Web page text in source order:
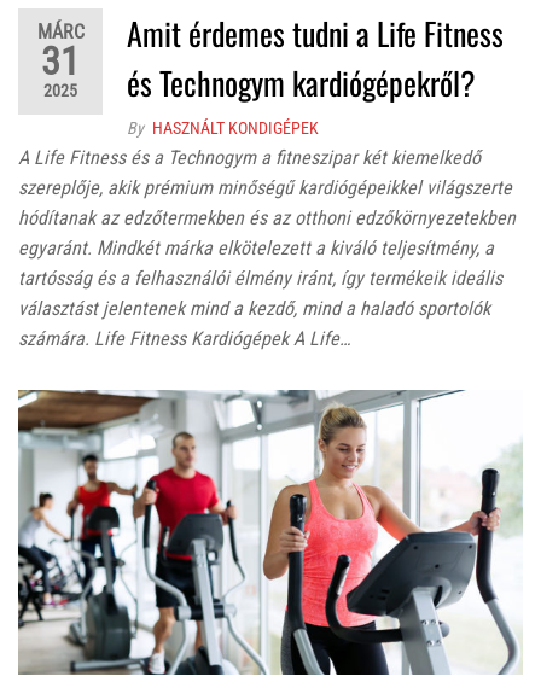
MÁRC
31
2025
Amit érdemes tudni a Life Fitness
és Technogym kardiógépekről?
By HASZNÁLT KONDIGÉPEK
A Life Fitness és a Technogym a fitneszipar két kiemelkedő
szereplője, akik prémium minőségű kardiógépeikkel világszerte
hódítanak az edzőtermekben és az otthoni edzőkörnyezetekben
egyaránt. Mindkét márka elkötelezett a kiváló teljesítmény, a
tartósság és a felhasználói élmény iránt, így termékeik ideális
választást jelentenek mind a kezdő, mind a haladó sportolók
számára.​ Life Fitness Kardiógépek A Life…